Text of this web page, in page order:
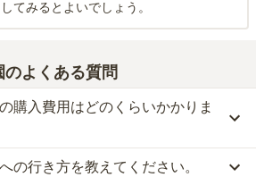
てみるとよいでしょう。
のよくある質問
購入費用はどのくらいかかりま
、一般墓が約6万円(墓石代別)からお求め
の行き方を教えてください。